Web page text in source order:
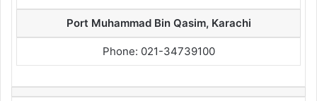
Port Muhammad Bin Qasim, Karachi
Phone: 021-34739100